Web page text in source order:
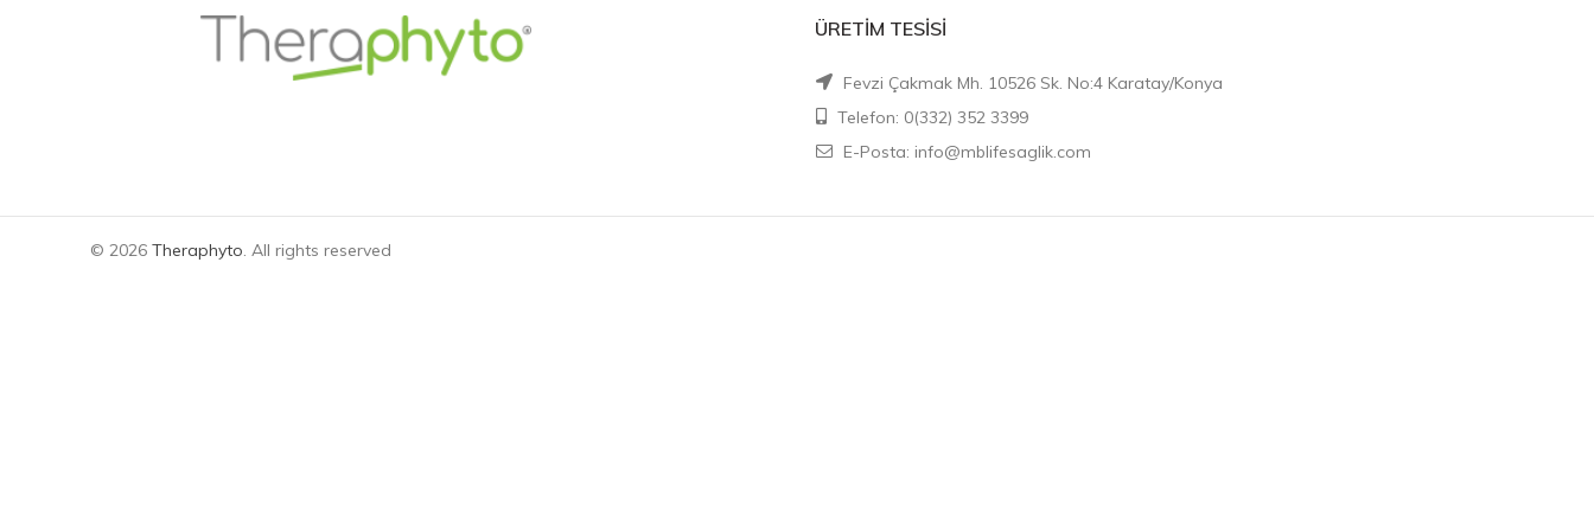
ÜRETIM TESISI
Fevzi Çakmak Mh. 10526 Sk. No:4 Karatay/Konya
Telefon: 0(332) 352 3399
E-Posta: info@mblifesaglik.com
© 2026 Theraphyto. All rights reserved